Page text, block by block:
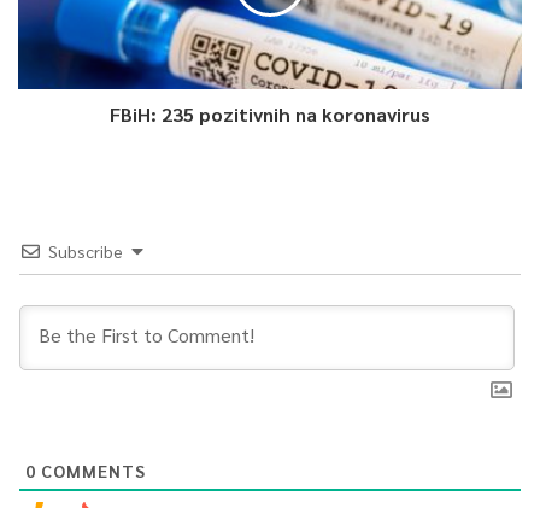
FBiH: 235 pozitivnih na koronavirus
Subscribe
0 COMMENTS